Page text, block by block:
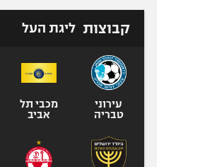
טניס
כדורעף
ספורט אולימפי
קבוצות ליגת העל
עירוני
טבריה
מכבי תל
אביב